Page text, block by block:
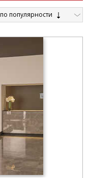
по популярности